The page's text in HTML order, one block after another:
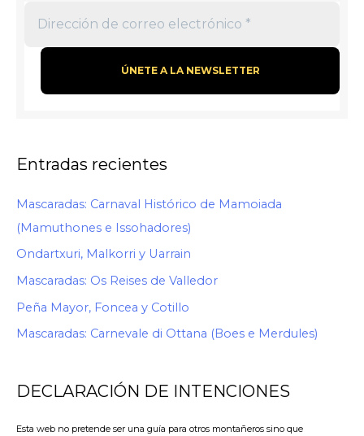
Entradas recientes
Mascaradas: Carnaval Histórico de Mamoiada
(Mamuthones e Issohadores)
Ondartxuri, Malkorri y Uarrain
Mascaradas: Os Reises de Valledor
Peña Mayor, Foncea y Cotillo
Mascaradas: Carnevale di Ottana (Boes e Merdules)
DECLARACIÓN DE INTENCIONES
Esta web no pretende ser una guía para otros montañeros sino que